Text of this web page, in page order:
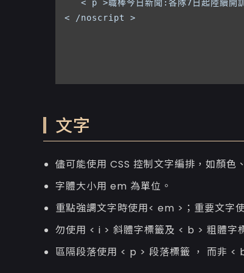
< p >職棒今日新聞:各隊7日起陸續開
< /noscript >
文字
儘可能使用 CSS 控制文字編排，如顏色
字體大小用 em 為單位。
重點強調文字時使用< em >；重要文字
勿使用 < i > 斜體字標籤及 < b > 粗體字
區隔段落使用 < p > 段落標籤 ， 而非 <